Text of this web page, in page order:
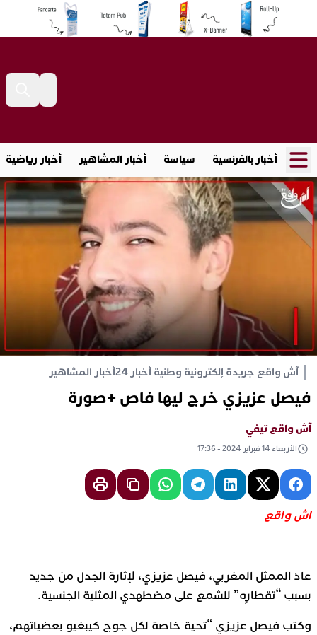
أخبار بالفرنسية سياسة أخبار المشاهير أخبار رياضية
آش واقع جريدة إلكترونية وطنية أخبار 24 أخبار المشاهير
فيصل عزيزي خرج ليها فاص +صورة
آش واقع تيفي
الأربعاء 14 فبراير 2024 - 17:36
اش واقع
عادَ الممثل المغربي، فيصل عزيزي، لإثارة الجدل من جديد
بسبب “تقطارِه” للشمع على مضطهدي المثلية الجنسية.
وكتب فيصل عزيزي “تحية خاصة لكل جوج كيبغيو بعضياتهم،